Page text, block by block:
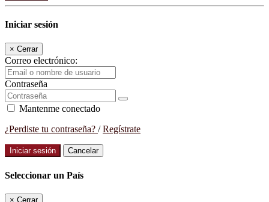
Iniciar sesión
× Cerrar
Correo electrónico:
Contraseña
Mantenme conectado
¿Perdiste tu contraseña? /Regístrate
Iniciar sesión Cancelar
Seleccionar un País
× Cerrar